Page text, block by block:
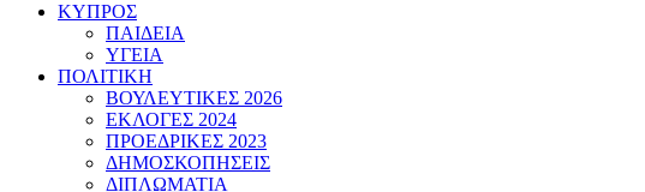
ΚΥΠΡΟΣ
ΠΑΙΔΕΙΑ
ΥΓΕΙΑ
ΠΟΛΙΤΙΚΗ
ΒΟΥΛΕΥΤΙΚΕΣ 2026
ΕΚΛΟΓΕΣ 2024
ΠΡΟΕΔΡΙΚΕΣ 2023
ΔΗΜΟΣΚΟΠΗΣΕΙΣ
ΔΙΠΛΩΜΑΤΙΑ